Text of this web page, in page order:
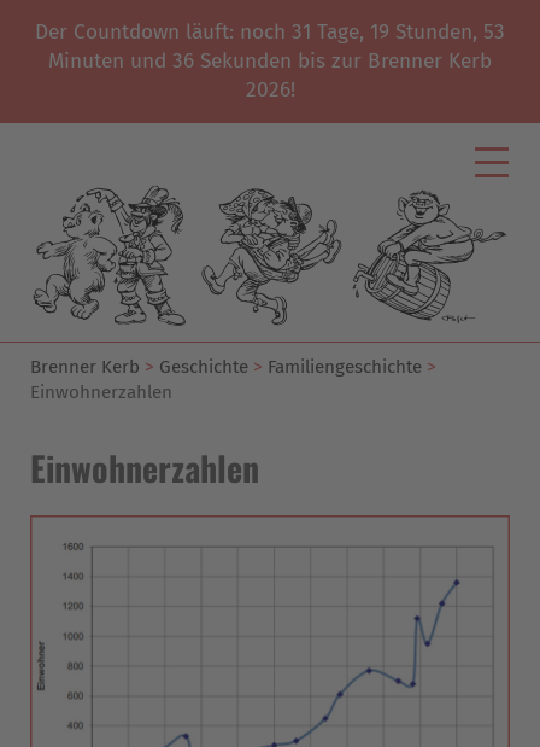
Der Countdown läuft: noch 31 Tage, 19 Stunden, 53
Minuten und 36 Sekunden bis zur Brenner Kerb
2026!
Brenner Kerb Geschichte
Familiengeschichte
Einwohnerzahlen
Einwohnerzahlen
Kerbverein
News
Programm
Impressum